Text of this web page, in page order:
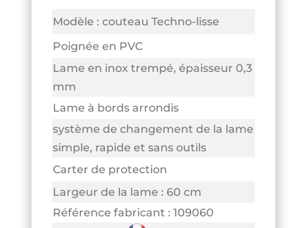
Modèle : couteau Techno-lisse
Poignée en PVC
Lame en inox trempé, épaisseur 0,3
mm
Lame à bords arrondis
système de changement de la lame
simple, rapide et sans outils
Carter de protection
Largeur de la lame : 60 cm
Référence fabricant : 109060